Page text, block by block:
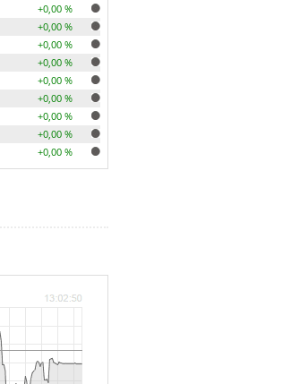
+0,00 %
+0,00 %
+0,00 %
+0,00 %
+0,00 %
+0,00 %
+0,00 %
+0,00 %
+0,00 %